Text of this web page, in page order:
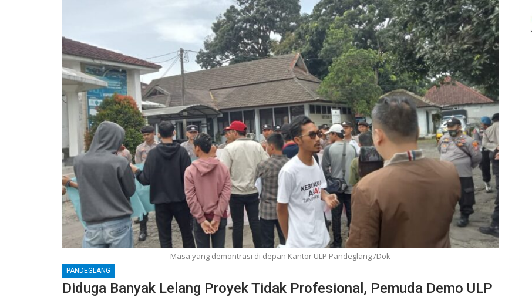
Masa yang demontrasi di depan Kantor ULP Pandeglang /Dok
PANDEGLANG
Diduga Banyak Lelang Proyek Tidak Profesional, Pemuda Demo ULP